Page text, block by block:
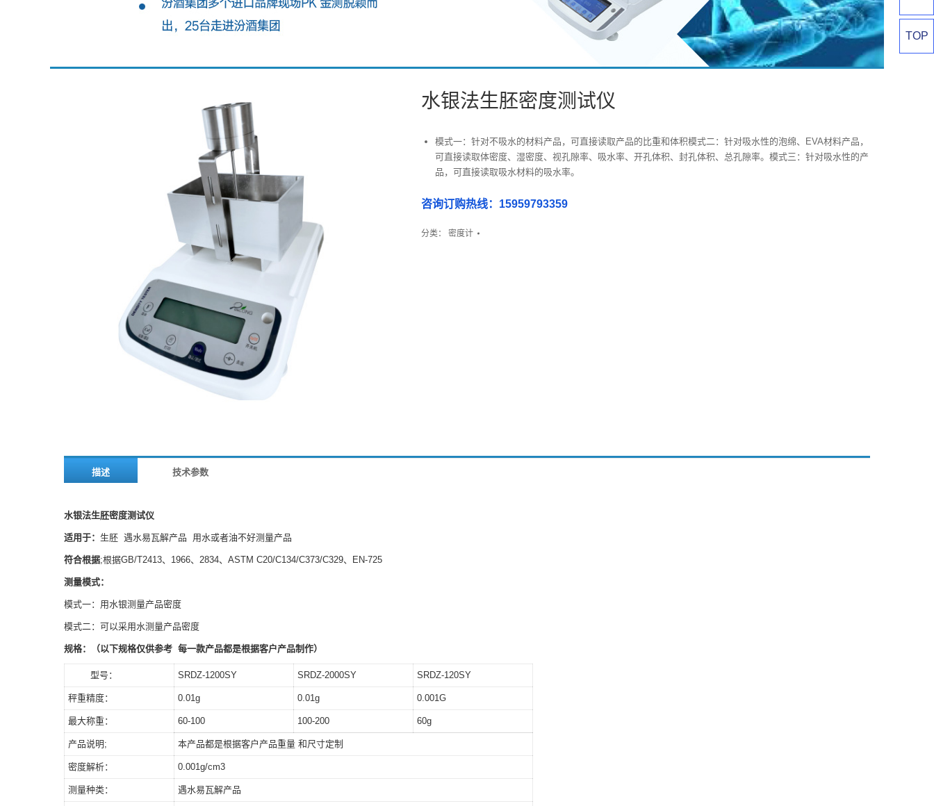
水银法生胚密度测试仪
模式一：针对不吸水的材料产品，可直接读取产品的比重和体积模式二：针对吸水性的泡绵、EVA材料产品，
可直接读取体密度、湿密度、视孔隙率、吸水率、开孔体积、封孔体积、总孔隙率。模式三：针对吸水性的产
品，可直接读取吸水材料的吸水率。
咨询订购热线：15959793359
分类： 密度计
描述 技术参数
水银法生胚密度测试仪
适用于： 生胚 遇水易瓦解产品 用水或者油不好测量产品
符合根据;根据GB/T2413、1966、2834、ASTM C20/C134/C373/C329、EN-725
测量模式：
模式一：用水银测量产品密度
模式二：可以采用水测量产品密度
规格：（以下规格仅供参考 每一款产品都是根据客户产品制作）
型号： SRDZ-1200SY SRDZ-2000SY SRDZ-120SY
秤重精度： 0.01g 0.01g 0.001G
最大称重： 60-100 100-200 60g
产品说明; 本产品都是根据客户产品重量 和尺寸定制
密度解析： 0.001g/cm3
测量种类： 遇水易瓦解产品
TOP